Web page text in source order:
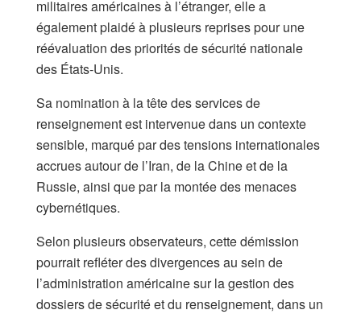
militaires américaines à l’étranger, elle a
également plaidé à plusieurs reprises pour une
réévaluation des priorités de sécurité nationale
des États-Unis.
Sa nomination à la tête des services de
renseignement est intervenue dans un contexte
sensible, marqué par des tensions internationales
accrues autour de l’Iran, de la Chine et de la
Russie, ainsi que par la montée des menaces
cybernétiques.
Selon plusieurs observateurs, cette démission
pourrait refléter des divergences au sein de
l’administration américaine sur la gestion des
dossiers de sécurité et du renseignement, dans un